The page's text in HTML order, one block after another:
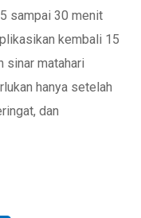
sampai 30 menit
kembali 15
sinar matahari
hanya setelah
dan